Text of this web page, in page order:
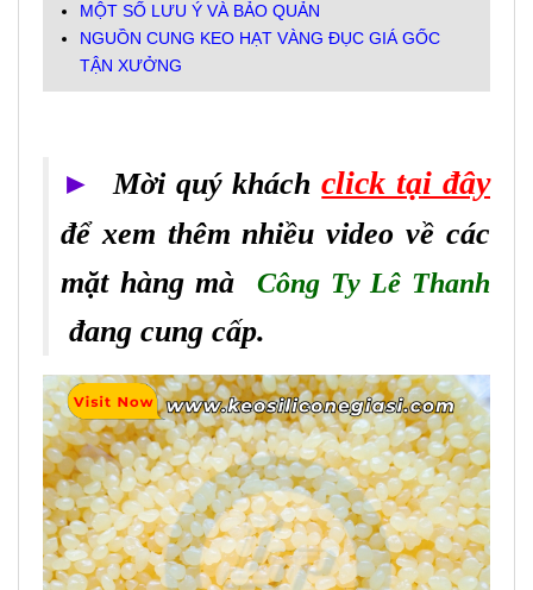
MỘT SỐ LƯU Ý VÀ BẢO QUẢN
NGUỒN CUNG KEO HẠT VÀNG ĐỤC GIÁ GỐC
TẬN XƯỞNG
► Mời quý khách click tại đây
để xem thêm nhiều video về các
mặt hàng mà
Công Ty Lê Thanh
đang cung cấp.